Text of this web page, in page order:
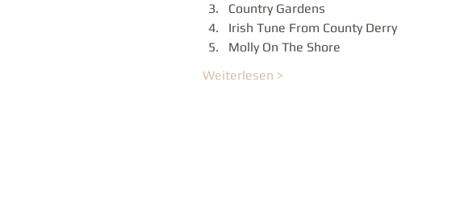
Country Gardens
Irish Tune From County Derry
Molly On The Shore
Weiterlesen >